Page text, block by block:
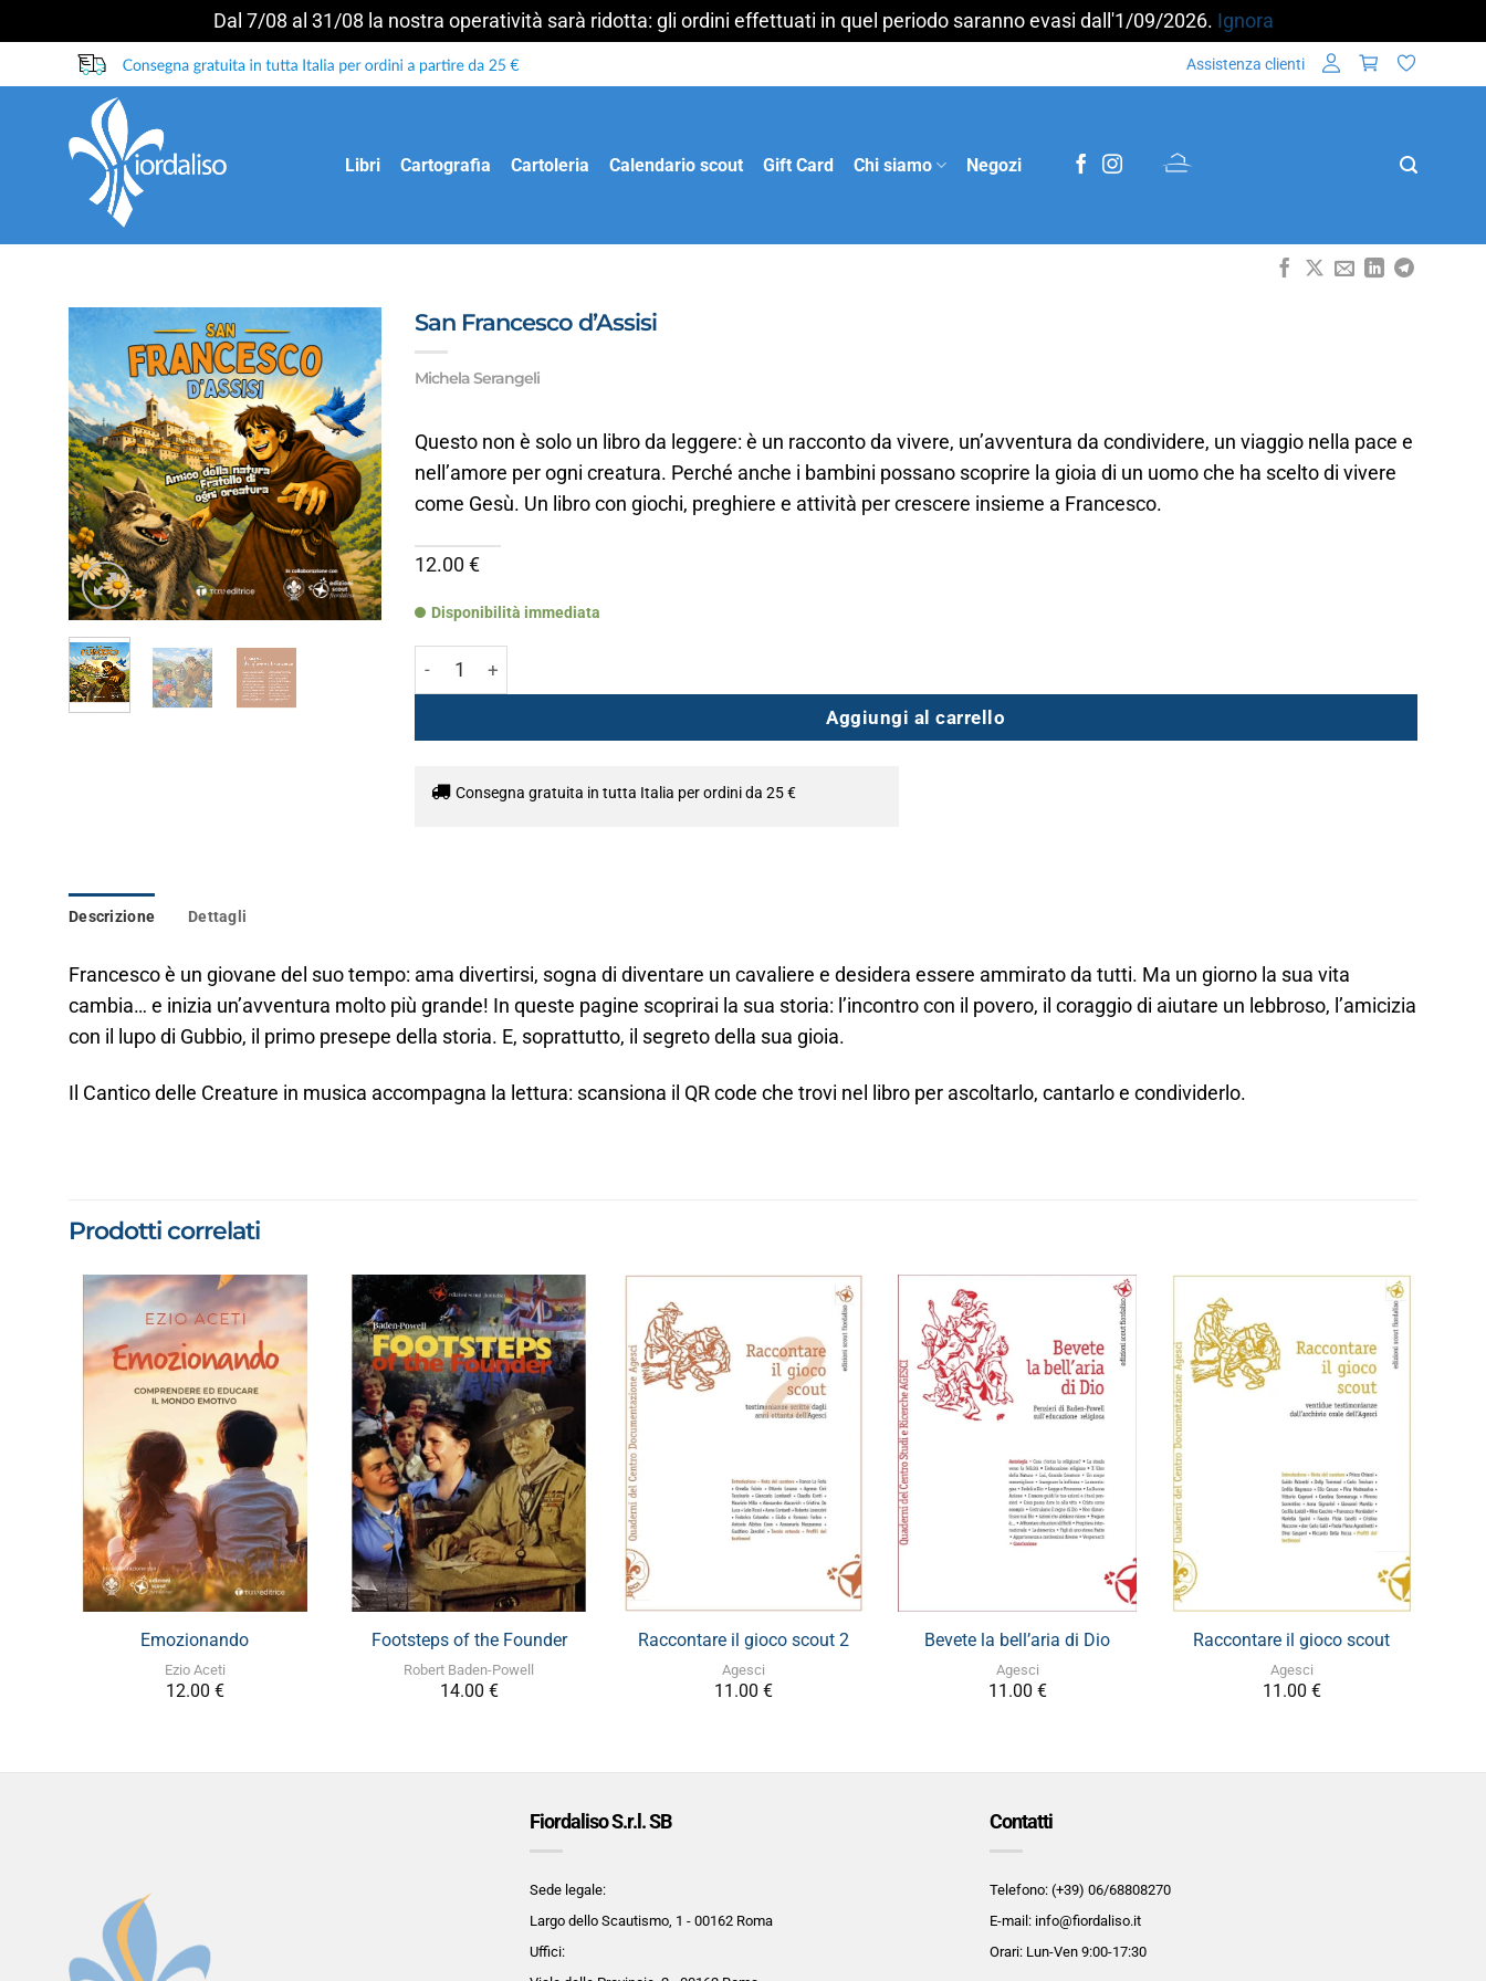
Dal 7/08 al 31/08 la nostra operatività sarà ridotta: gli ordini effettuati in quel periodo saranno evasi dall'1/09/2026. Ignora
ai
Assistenza clienti
Libri Cartografia Cartoleria Calendario scout Gift Card Chi siamo Negozi
San Francesco d’Assisi
Michela Serangeli
Questo non è solo un libro da leggere: è un racconto da vivere, un’avventura da condividere, un viaggio nella pace e
nell’amore per ogni creatura. Perché anche i bambini possano scoprire la gioia di un uomo che ha scelto di vivere
come Gesù. Un libro con giochi, preghiere e attività per crescere insieme a Francesco.
12.00 €
Disponibilità immediata
San Francesco d'Assisi quantità
Aggiungi al carrello
Consegna gratuita in tutta Italia per ordini da 25 €
Descrizione Dettagli
Francesco è un giovane del suo tempo: ama divertirsi, sogna di diventare un cavaliere e desidera essere ammirato da tutti. Ma un giorno la sua vita
cambia… e inizia un’avventura molto più grande! In queste pagine scoprirai la sua storia: l’incontro con il povero, il coraggio di aiutare un lebbroso, l’amicizia
con il lupo di Gubbio, il primo presepe della storia. E, soprattutto, il segreto della sua gioia.
Il Cantico delle Creature in musica accompagna la lettura: scansiona il QR code che trovi nel libro per ascoltarlo, cantarlo e condividerlo.
Prodotti correlati
Emozionando
Ezio Aceti
12.00 €
+
Footsteps of the Founder
Robert Baden-Powell
14.00 €
Raccontare il gioco scout 2
Agesci
11.00 €
Bevete la bell’aria di Dio
Agesci
11.00 €
Raccontare il gioco scout
Agesci
11.00 €
Fiordaliso S.r.l. SB
Sede legale:
Largo dello Scautismo, 1 - 00162 Roma
Uffici:
Contatti
Telefono: (+39) 06/68808270
E-mail: info@fiordaliso.it
Orari: Lun-Ven 9:00-17:30